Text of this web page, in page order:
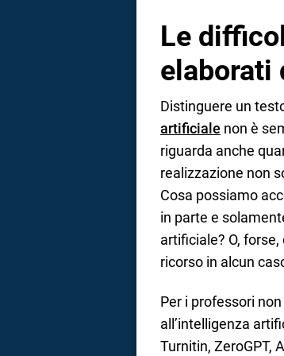
Le
elaborati
Distinguere un
artificiale non è
riguarda anche
realizzazione non
Cosa possiamo
in parte e
artificiale? O,
ricorso in alcun
Per i professori
all’intelligenza
Turnitin, ZeroGPT,